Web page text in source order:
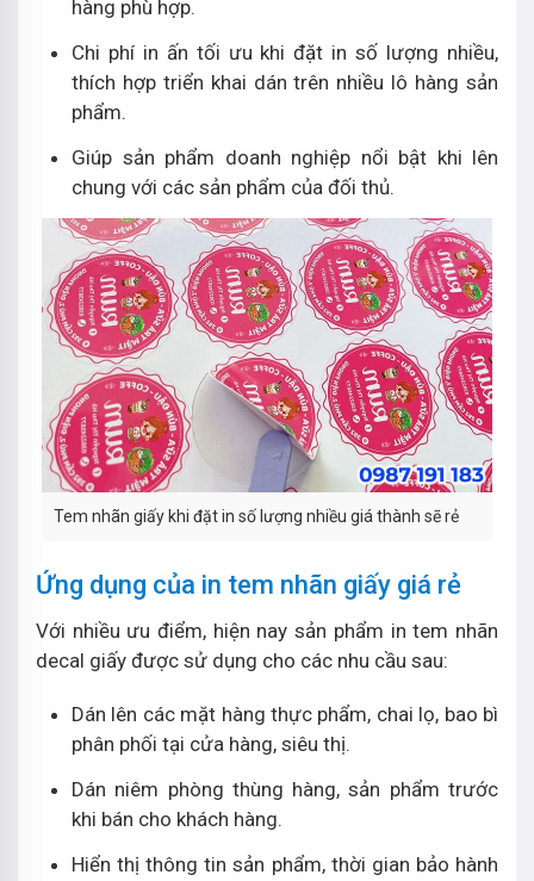
hàng phù hợp.
Chi phí in ấn tối ưu khi đặt in số lượng nhiều,
thích hợp triển khai dán trên nhiều lô hàng sản
phẩm.
Giúp sản phẩm doanh nghiệp nổi bật khi lên
chung với các sản phẩm của đối thủ.
Tem nhãn giấy khi đặt in số lượng nhiều giá thành sẽ rẻ
Ứng dụng của in tem nhãn giấy giá rẻ
Với nhiều ưu điểm, hiện nay sản phẩm in tem nhãn
decal giấy được sử dụng cho các nhu cầu sau:
Dán lên các mặt hàng thực phẩm, chai lọ, bao bì
phân phối tại cửa hàng, siêu thị.
Dán niêm phòng thùng hàng, sản phẩm trước
khi bán cho khách hàng.
Hiển thị thông tin sản phẩm, thời gian bảo hành